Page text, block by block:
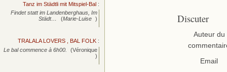
Discuter
Auteur du
Email
Tanz im Städtli mit Mitspiel-Bal :
Findet statt im Landenberghaus, Im
Städt…
(Marie-Luise )
TRALALA LOVERS , BAL FOLK :
Le bal commence à 6h00.
(Véronique
)